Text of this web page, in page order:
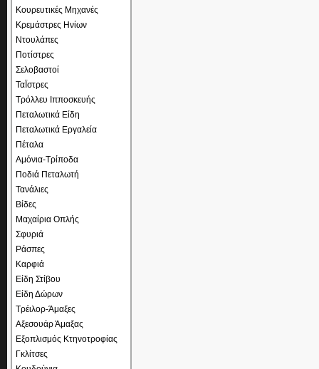
Κουρευτικές Μηχανές
Κρεμάστρες Ηνίων
Ντουλάπες
Ποτίστρες
Σελοβαστοί
ΤαΪστρες
Τρόλλευ Ιπποσκευής
Πεταλωτικά Είδη
Πεταλωτικά Εργαλεία
Πέταλα
Αμόνια-Τρίποδα
Ποδιά Πεταλωτή
Τανάλιες
Βίδες
Μαχαίρια Οπλής
Σφυριά
Ράσπες
Καρφιά
Είδη Στίβου
Είδη Δώρων
Τρέιλορ-Άμαξες
Αξεσουάρ Άμαξας
Εξοπλισμός Κτηνοτροφίας
Γκλίτσες